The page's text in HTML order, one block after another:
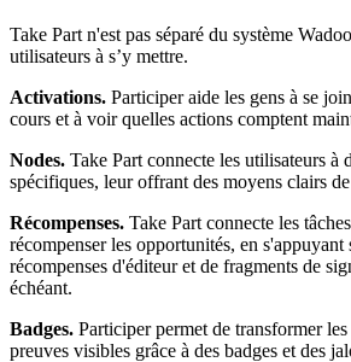
Take Part n'est pas séparé du système
utilisateurs à s’y mettre.
Activations. Participer aide les gens à se
cours et à voir quelles actions comptent
Nodes. Take Part connecte les utilisateurs à
spécifiques, leur offrant des moyens clairs
Récompenses. Take Part connecte les
récompenser les opportunités, en s'appuyant
récompenses d'éditeur et de fragments de
échéant.
Badges. Participer permet de transformer
preuves visibles grâce à des badges et des